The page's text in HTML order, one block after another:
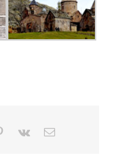
Pinterest
Vk Email